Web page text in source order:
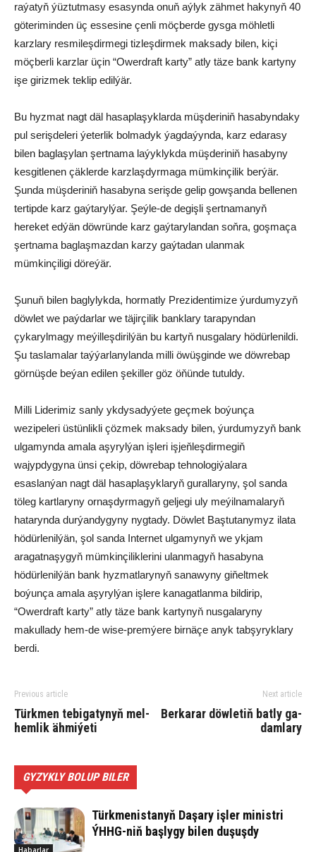
raýatyň ýüztutmasy esasynda onuň aýlyk zähmet hakynyň 40
göteriminden üç essesine çenli möçberde gysga möhletli
karzlary resmileşdirmegi tizleşdirmek maksady bilen, kiçi
möçberli karzlar üçin “Owerdraft karty” atly täze bank kartyny
işe girizmek teklip edilýär.
Bu hyzmat nagt däl hasaplaşyklarda müşderiniň hasabyndaky
pul serişdeleri ýeterlik bolmadyk ýagdaýynda, karz edarasy
bilen baglaşylan şertnama laýyklykda müşderiniň hasabyny
kesgitlenen çäklerde karzlaşdyrmaga mümkinçilik berýär.
Şunda müşderiniň hasabyna serişde gelip gowşanda bellenen
tertipde karz gaýtarylýar. Şeýle-de degişli şertnamanyň
hereket edýän döwründe karz gaýtarylandan soňra, goşmaça
şertnama baglaşmazdan karzy gaýtadan ulanmak
mümkinçiligi döreýär.
Şunuň bilen baglylykda, hormatly Prezidentimize ýurdumyzyň
döwlet we paýdarlar we täjirçilik banklary tarapyndan
çykarylmagy meýilleşdirilýän bu kartyň nusgalary hödürlenildi.
Şu taslamalar taýýarlanylanda milli öwüşginde we döwrebap
görnüşde beýan edilen şekiller göz öňünde tutuldy.
Milli Liderimiz sanly ykdysadyýete geçmek boýunça
wezipeleri üstünlikli çözmek maksady bilen, ýurdumyzyň bank
ulgamynda amala aşyrylýan işleri işjeňleşdirmegiň
wajypdygyna ünsi çekip, döwrebap tehnologiýalara
esaslanýan nagt däl hasaplaşyklaryň gurallaryny, şol sanda
töleg kartlaryny ornaşdyrmagyň geljegi uly meýilnamalaryň
hatarynda durýandygyny nygtady. Döwlet Baştutanymyz ilata
hödürlenilýän, şol sanda Internet ulgamynyň we ykjam
aragatnaşygyň mümkinçiliklerini ulanmagyň hasabyna
hödürlenilýän bank hyzmatlarynyň sanawyny giňeltmek
boýunça amala aşyrylýan işlere kanagatlanma bildirip,
“Owerdraft karty” atly täze bank kartynyň nusgalaryny
makullady hem-de wise-premýere birnäçe anyk tabşyryklary
berdi.
Previous article
Türk­men te­bi­ga­ty­nyň mel­
hem­lik äh­mi­ýe­ti
Next article
Ber­ka­rar döw­le­tiň bat­ly ga­
dam­la­ry
GYZYKLY BOLUP BILER
Habarlar
Türkmenistanyň Daşary işler ministri
ÝHHG-niň başlygy bilen duşuşdy